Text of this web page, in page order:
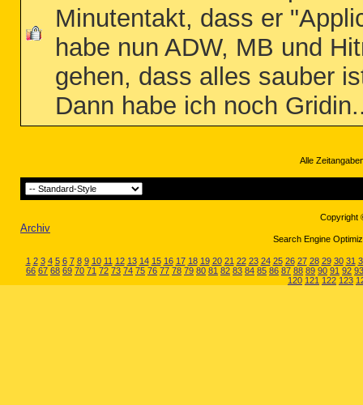
Minutentakt, dass er
habe nun ADW, MB und
gehen, dass alles sauber
Dann habe ich noch
Alle
Copyright
Archiv
Search Engine
1 2 3 4 5 6 7 8 9 10 11 12 13 14 15 16 17 18 19 20 21 22 23 24 25 26 27 28 29 30 31
66 67 68 69 70 71 72 73 74 75 76 77 78 79 80 81 82 83 84 85 86 87 88 89 90 91 92 93
120 121 122 123